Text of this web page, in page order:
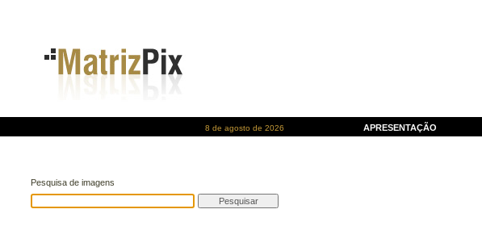
8 de agosto de 2026 APRESENTAÇÃO
Pesquisa de imagens